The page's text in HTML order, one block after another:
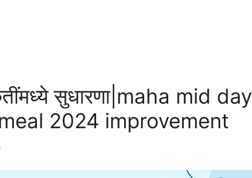
सुधारणा|maha mid day
2024 improvement